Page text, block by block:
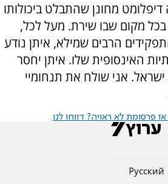
מחונן שהתבלט ביכולותו
בכל מקום שבו שירת. מעל לכל,
הרבים שמילא, איתן נודע
האינסופית שלו. איתן יחסר
אני שולח את תנחומיי
פרסומת לא ראויה? דווחו לנו
Pусский